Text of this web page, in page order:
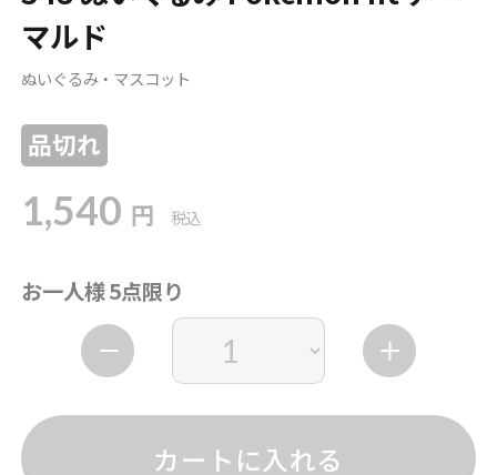
マルド
ぬいぐるみ・マスコット
品切れ
1,540 円 税込
お一人様 5点限り
カートに入れる